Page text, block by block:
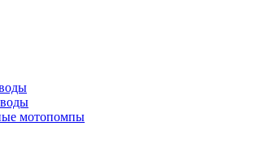
мотопомпы